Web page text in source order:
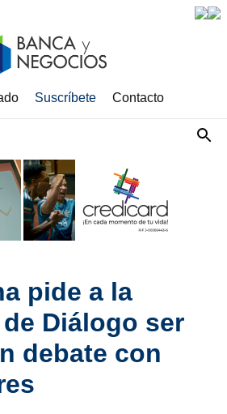
Suscríbete Contacto
pide a la
Diálogo ser
debate con